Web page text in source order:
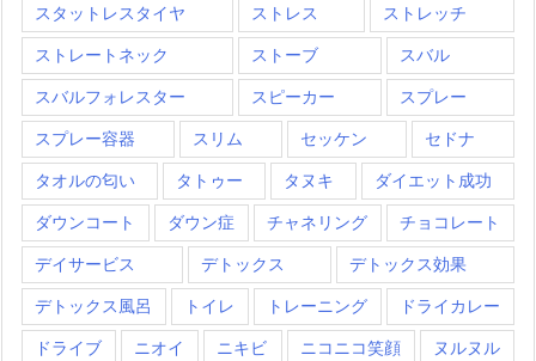
スタットレスタイヤ ストレス ストレッチ
ストレートネック ストーブ スバル
スバルフォレスター スピーカー スプレー
スプレー容器 スリム セッケン セドナ
タオルの匂い タトゥー タヌキ ダイエット成功
ダウンコート ダウン症 チャネリング チョコレート
デイサービス デトックス デトックス効果
デトックス風呂 トイレ トレーニング ドライカレー
ドライブ ニオイ ニキビ ニコニコ笑顔 ヌルヌル